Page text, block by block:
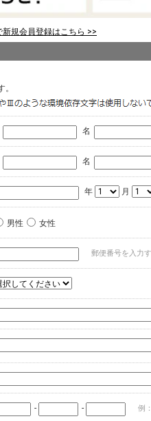
規会員登録はこちら >>
名
名
年 月
男性 女性
郵便番号を入力
- - 例